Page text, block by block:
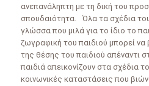
ανεπανάληπτη με τη δική του
σπουδαιότητα. Όλα τα σχέδια του
γλώσσα που μιλά για το ίδιο το
ζωγραφική του παιδιού μπορεί
της θέσης του παιδιού απέναντι
παιδιά απεικονίζουν στα σχέδια
κοινωνικές καταστάσεις που